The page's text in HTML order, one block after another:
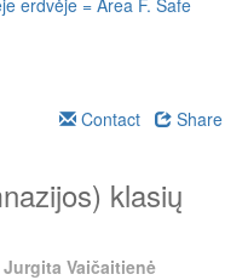
erdvėje = Area F. Safe
Contact Share
klasių
Vaičaitienė